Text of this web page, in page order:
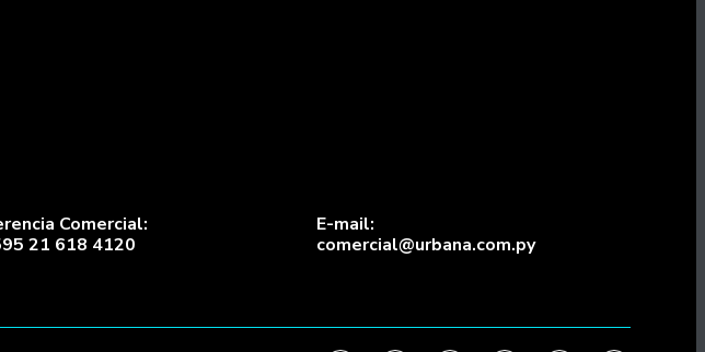
Comercial:
21 618 4120
E-mail:
comercial@urbana.com.py